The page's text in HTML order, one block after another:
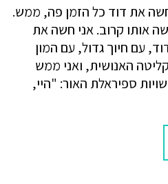
חשה את דוד כל הזמן פה, ממש.
אותו קרוב. אני חשה את
עם חיוך גדול, עם המון
האנושית, ואני ממש
ספיראלת האור: "היי,